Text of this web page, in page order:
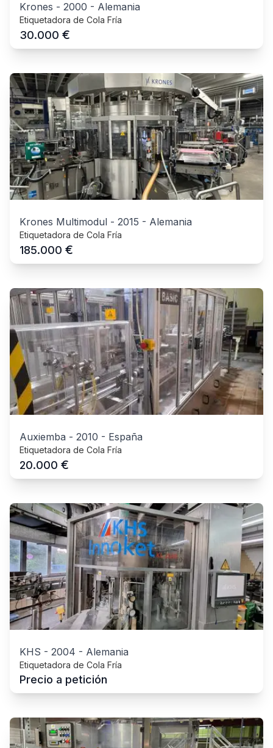
Krones - 2000 - Alemania
Etiquetadora de Cola Fría
30.000 €
Krones Multimodul - 2015 - Alemania
Etiquetadora de Cola Fría
185.000 €
Auxiemba - 2010 - España
Etiquetadora de Cola Fría
20.000 €
KHS - 2004 - Alemania
Etiquetadora de Cola Fría
Precio a petición